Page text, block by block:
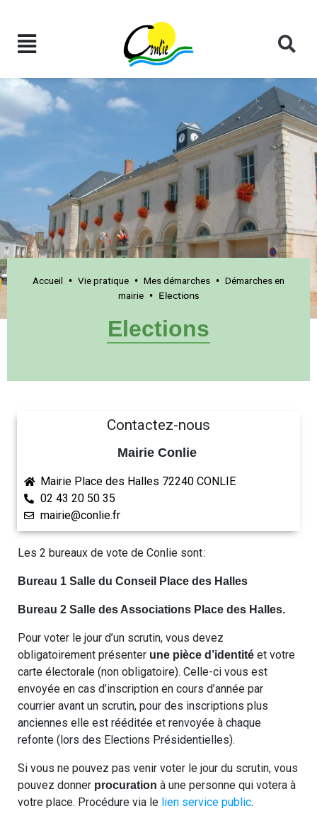
Accueil • Vie pratique • Mes démarches • Démarches en
mairie• Elections
Elections
Contactez-nous
Mairie Conlie
Mairie Place des Halles 72240 CONLIE
02 43 20 50 35
mairie@conlie.fr
Les 2 bureaux de vote de Conlie sont :
Bureau 1 Salle du Conseil Place des Halles
Bureau 2 Salle des Associations Place des Halles.
Pour voter le jour d’un scrutin, vous devez
obligatoirement présenter une pièce d’identité et votre
carte électorale (non obligatoire). Celle-ci vous est
envoyée en cas d’inscription en cours d’année par
courrier avant un scrutin, pour des inscriptions plus
anciennes elle est rééditée et renvoyée à chaque
refonte (lors des Elections Présidentielles).
Si vous ne pouvez pas venir voter le jour du scrutin, vous
pouvez donner procuration à une personne qui votera à
votre place. Procédure via le lien service public.